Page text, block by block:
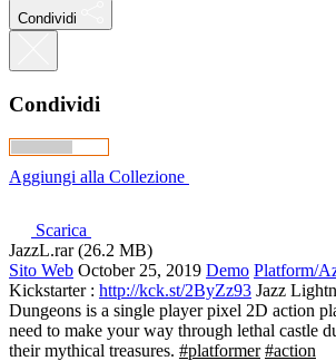
Condividi
Condividi
Aggiungi alla Collezione
Scarica
JazzL.rar (26.2 MB)
Sito Web October 25, 2019 Demo Platform/
Kickstarter : http://kck.st/2ByZz93 Jazz
Dungeons is a single player pixel 2D action
need to make your way through lethal castle
their mythical treasures. #platformer #action